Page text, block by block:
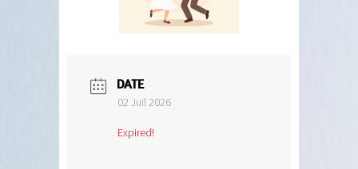
DATE
02 Juil 2026
Expired!